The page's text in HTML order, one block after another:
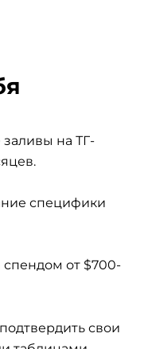
на ТГ-
специфики
спендом от $700-
свои